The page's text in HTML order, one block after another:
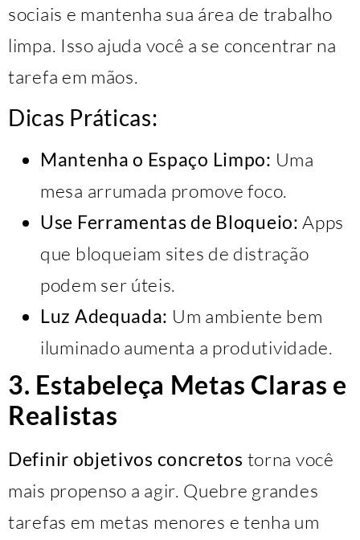
sociais e mantenha sua área de trabalho
limpa. Isso ajuda você a se concentrar na
tarefa em mãos.
Dicas Práticas:
Mantenha o Espaço Limpo: Uma
mesa arrumada promove foco.
Use Ferramentas de Bloqueio: Apps
que bloqueiam sites de distração
podem ser úteis.
Luz Adequada: Um ambiente bem
iluminado aumenta a produtividade.
3. Estabeleça Metas Claras e
Realistas
Definir objetivos concretos torna você
mais propenso a agir. Quebre grandes
tarefas em metas menores e tenha um